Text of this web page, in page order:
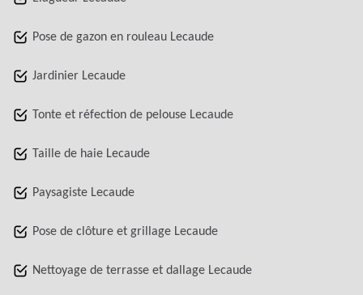
Pose de gazon en rouleau Lecaude
Jardinier Lecaude
Tonte et réfection de pelouse Lecaude
Taille de haie Lecaude
Paysagiste Lecaude
Pose de clôture et grillage Lecaude
Nettoyage de terrasse et dallage Lecaude